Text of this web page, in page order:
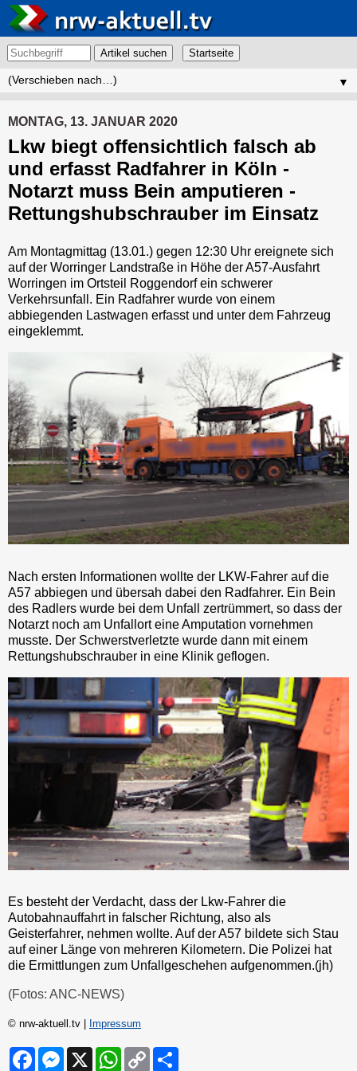
Artikel suchen
▼
MONTAG, 13. JANUAR 2020
Lkw biegt offensichtlich falsch ab
und erfasst Radfahrer in Köln -
Notarzt muss Bein amputieren -
Rettungshubschrauber im Einsatz
Am Montagmittag (13.01.) gegen 12:30 Uhr ereignete sich
auf der Worringer Landstraße in Höhe der A57-Ausfahrt
Worringen im Ortsteil Roggendorf ein schwerer
Verkehrsunfall. Ein Radfahrer wurde von einem
abbiegenden Lastwagen erfasst und unter dem Fahrzeug
eingeklemmt.
Nach ersten Informationen wollte der LKW-Fahrer auf die
A57 abbiegen und übersah dabei den Radfahrer. Ein Bein
des Radlers wurde bei dem Unfall zertrümmert, so dass der
Notarzt noch am Unfallort eine Amputation vornehmen
musste. Der Schwerstverletzte wurde dann mit einem
Rettungshubschrauber in eine Klinik geflogen.
Es besteht der Verdacht, dass der Lkw-Fahrer die
Autobahnauffahrt in falscher Richtung, also als
Geisterfahrer, nehmen wollte. Auf der A57 bildete sich Stau
auf einer Länge von mehreren Kilometern. Die Polizei hat
die Ermittlungen zum Unfallgeschehen aufgenommen.(jh)
(Fotos: ANC-NEWS)
© nrw-aktuell.tv | Impressum
F
M
X
W
C